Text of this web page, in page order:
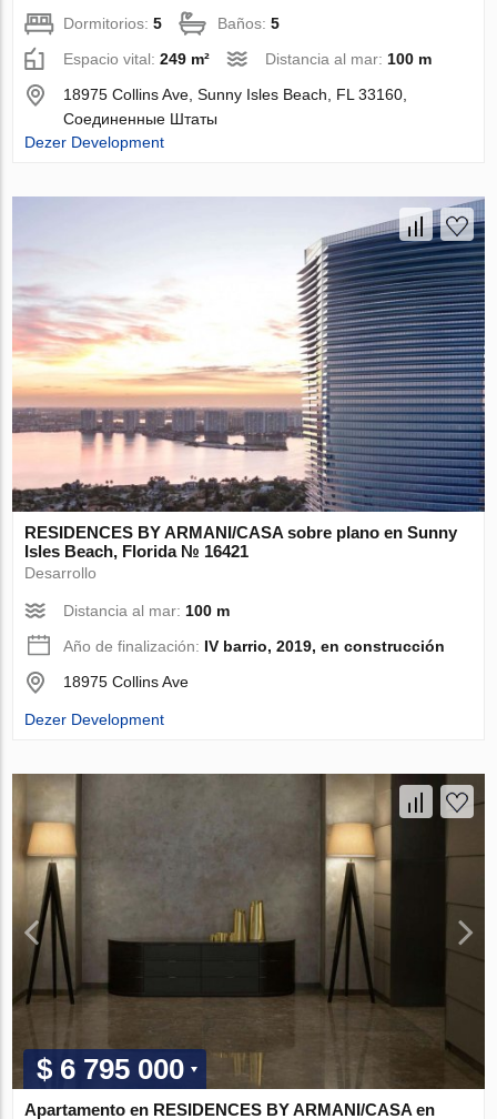
Dormitorios:5 Baños:5
Espacio vital:249 m² Distancia al mar:100 m
18975 Collins Ave, Sunny Isles Beach, FL 33160,
Соединенные Штаты
Dezer Development
RESIDENCES BY ARMANI/CASA sobre plano en Sunny
Isles Beach, Florida № 16421
Desarrollo
Distancia al mar: 100 m
Año de finalización: IV barrio, 2019, en construcción
18975 Collins Ave
Dezer Development
$ 6 795 000
Apartamento en RESIDENCES BY ARMANI/CASA en